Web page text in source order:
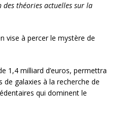
théories actuelles sur la
vise à percer le mystère de
1,4 milliard d’euros, permettra
galaxies à la recherche de
qui dominent le